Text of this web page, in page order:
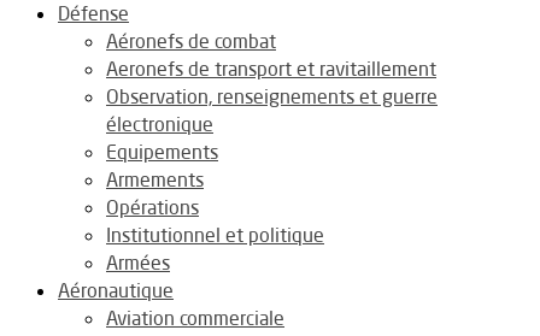
Défense
Aéronefs de combat
Aeronefs de transport et ravitaillement
Observation, renseignements et guerre
électronique
Equipements
Armements
Opérations
Institutionnel et politique
Armées
Aéronautique
Aviation commerciale